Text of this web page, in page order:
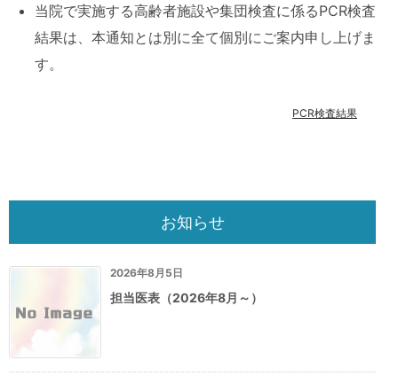
当院で実施する高齢者施設や集団検査に係るPCR検査
結果は、本通知とは別に全て個別にご案内申し上げま
す。
PCR検査結果
お知らせ
2026年8月5日
担当医表（2026年8月～）